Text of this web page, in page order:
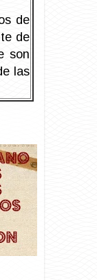
de
de
son
las